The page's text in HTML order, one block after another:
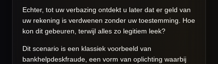
Echter, tot uw verbazing ontdekt u later dat er geld van
uw rekening is verdwenen zonder uw toestemming. Hoe
kon dit gebeuren, terwijl alles zo legitiem leek?
Dit scenario is een klassiek voorbeeld van
bankhelpdeskfraude, een vorm van oplichting waarbij